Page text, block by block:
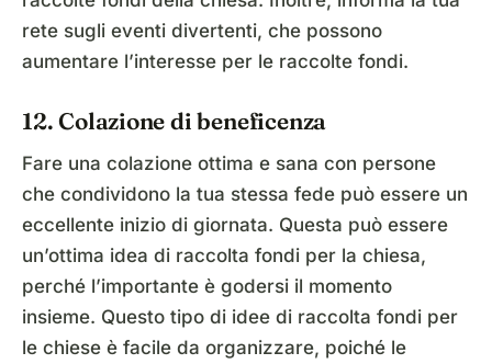
rete sugli eventi divertenti, che possono
aumentare l’interesse per le raccolte fondi.
12. Colazione di beneficenza
Fare una colazione ottima e sana con persone
che condividono la tua stessa fede può essere un
eccellente inizio di giornata. Questa può essere
un’ottima idea di raccolta fondi per la chiesa,
perché l’importante è godersi il momento
insieme. Questo tipo di idee di raccolta fondi per
le chiese è facile da organizzare, poiché le